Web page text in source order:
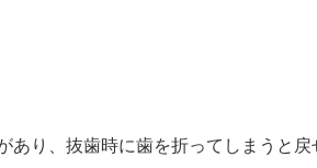
あり、抜歯時に歯を折ってしまうと